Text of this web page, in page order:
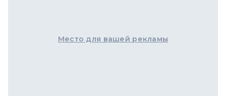
Место для вашей рекламы